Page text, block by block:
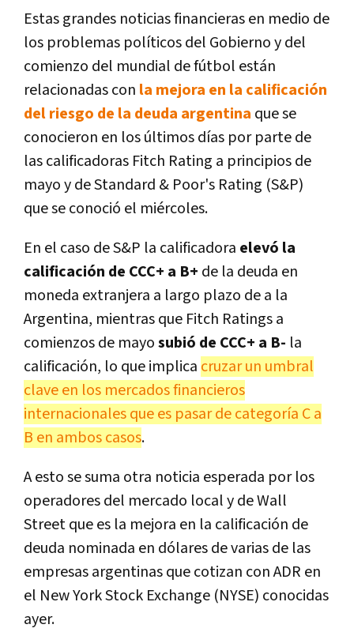
Estas grandes noticias financieras en medio de
los problemas políticos del Gobierno y del
comienzo del mundial de fútbol están
relacionadas con la mejora en la calificación
del riesgo de la deuda argentina que se
conocieron en los últimos días por parte de
las calificadoras Fitch Rating a principios de
mayo y de Standard & Poor's Rating (S&P)
que se conoció el miércoles.
En el caso de S&P la calificadora elevó la
calificación de CCC+ a B+ de la deuda en
moneda extranjera a largo plazo de a la
Argentina, mientras que Fitch Ratings a
comienzos de mayosubió de CCC+ a B- la
calificación, lo que implica cruzar un umbral
clave en los mercados financieros
internacionales que es pasar de categoría C a
B en ambos casos.
A esto se suma otra noticia esperada por los
operadores del mercado local y de Wall
Street que es la mejora en la calificación de
deuda nominada en dólares de varias de las
empresas argentinas que cotizan con ADR en
el New York Stock Exchange (NYSE) conocidas
ayer.